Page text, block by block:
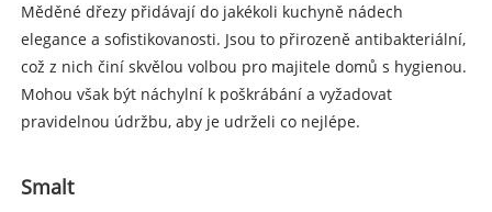
Měděné dřezy přidávají do jakékoli kuchyně nádech
elegance a sofistikovanosti. Jsou to přirozeně antibakteriální,
což z nich činí skvělou volbou pro majitele domů s hygienou.
Mohou však být náchylní k poškrábání a vyžadovat
pravidelnou údržbu, aby je udrželi co nejlépe.
Smalt